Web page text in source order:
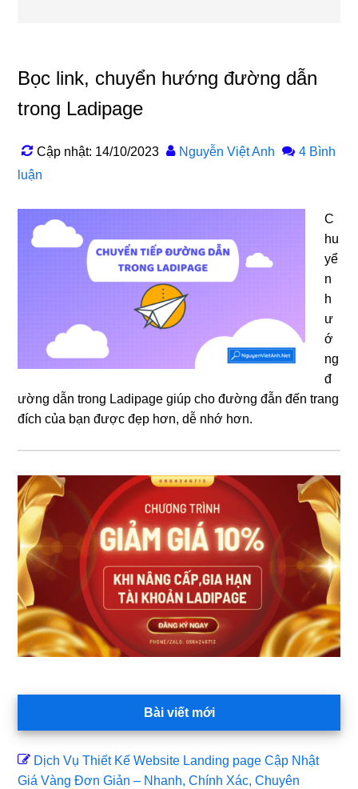
Bọc link, chuyển hướng đường dẫn
trong Ladipage
Cập nhật: 14/10/2023 Nguyễn Việt Anh
4 Bình
luận
C
hu
yể
n
h
ư
ớ
ng
đ
ường dẫn trong Ladipage giúp cho đường đẫn đến trang
đích của bạn được đẹp hơn, dễ nhớ hơn.
Sidebar
chính
Bài viết mới
Dịch Vụ Thiết Kế Website Landing page Cập Nhật
Giá Vàng Đơn Giản – Nhanh, Chính Xác, Chuyên